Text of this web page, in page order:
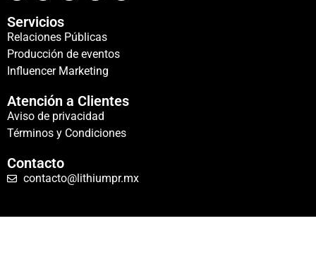
Servicios
Relaciones Públicas
Producción de eventos
Influencer Marketing
Atención a Clientes
Aviso de privacidad
Términos y Condiciones
Contacto
contacto@lithiumpr.mx